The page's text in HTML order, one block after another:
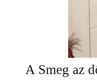
A Smeg az